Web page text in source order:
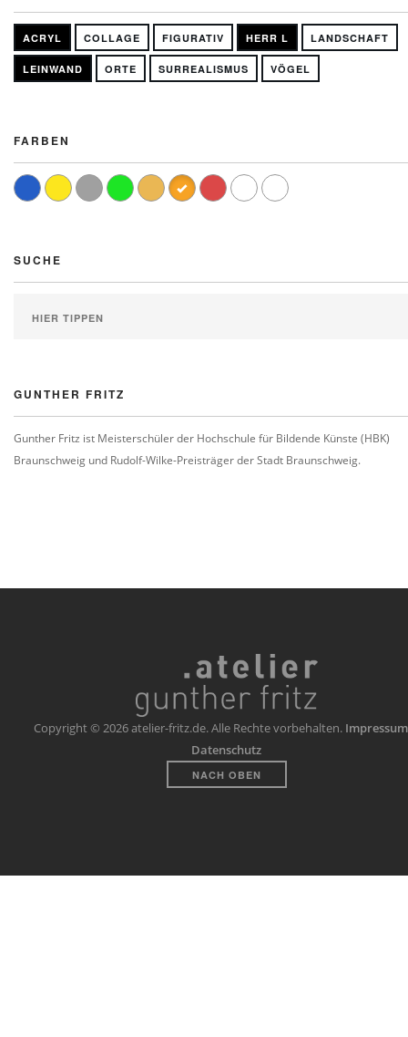
ACRYL COLLAGE FIGURATIV HERR L LANDSCHAFT
LEINWAND ORTE SURREALISMUS VÖGEL
FARBEN
SUCHE
GUNTHER FRITZ
Gunther Fritz ist Meisterschüler der Hochschule für Bildende Künste (HBK)
Braunschweig und Rudolf-Wilke-Preisträger der Stadt Braunschweig.
Copyright © 2026 atelier-fritz.de. Alle Rechte vorbehalten.
Datenschutz
NACH OBEN